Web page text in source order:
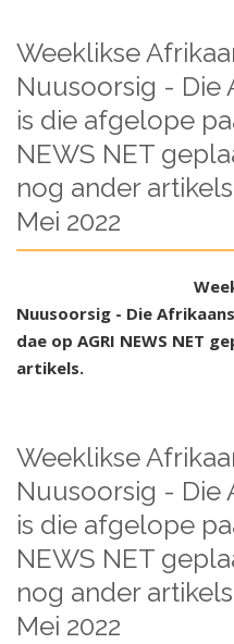
Weeklikse
Nuusoorsig - Die
is die afgelope
NEWS NET
nog ander
Mei 2022
Nuusoorsig - Die
dae op AGRI NEWS NET
artikels.
Weeklikse
Nuusoorsig - Die
is die afgelope
NEWS NET
nog ander
Mei 2022